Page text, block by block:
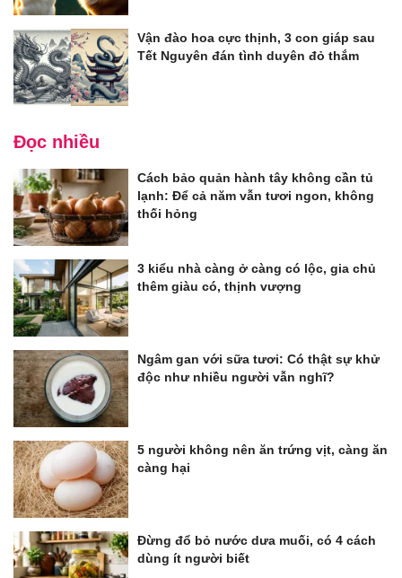
Vận đào hoa cực thịnh, 3 con giáp sau
Tết Nguyên đán tình duyên đỏ thắm
Đọc nhiều
Cách bảo quản hành tây không cần tủ
lạnh: Để cả năm vẫn tươi ngon, không
thối hỏng
3 kiểu nhà càng ở càng có lộc, gia chủ
thêm giàu có, thịnh vượng
Ngâm gan với sữa tươi: Có thật sự khử
độc như nhiều người vẫn nghĩ?
5 người không nên ăn trứng vịt, càng ăn
càng hại
Đừng đổ bỏ nước dưa muối, có 4 cách
dùng ít người biết